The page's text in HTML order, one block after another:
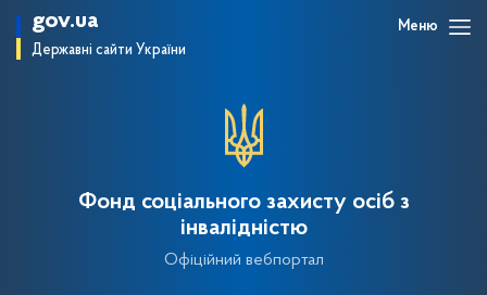
gov.ua
Державні сайти України
Меню
Фонд соціального захисту осіб з
інвалідністю
Офіційний вебпортал